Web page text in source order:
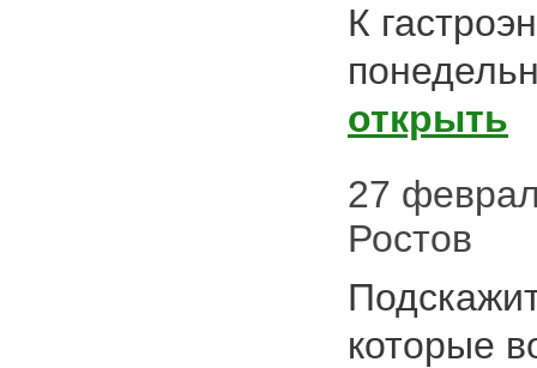
К
открыть
27
Ростов
которые